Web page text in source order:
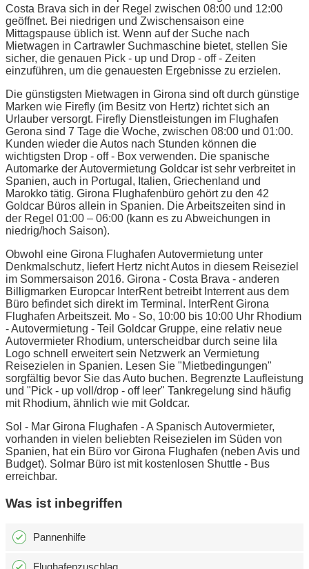
Costa Brava sich in der Regel zwischen 08:00 und 12:00
geöffnet. Bei niedrigen und Zwischensaison eine
Mittagspause üblich ist. Wenn auf der Suche nach
Mietwagen in Cartrawler Suchmaschine bietet, stellen Sie
sicher, die genauen Pick - up und Drop - off - Zeiten
einzuführen, um die genauesten Ergebnisse zu erzielen.
Die günstigsten Mietwagen in Girona sind oft durch günstige
Marken wie Firefly (im Besitz von Hertz) richtet sich an
Urlauber versorgt. Firefly Dienstleistungen im Flughafen
Gerona sind 7 Tage die Woche, zwischen 08:00 und 01:00.
Kunden wieder die Autos nach Stunden können die
wichtigsten Drop - off - Box verwenden. Die spanische
Automarke der Autovermietung Goldcar ist sehr verbreitet in
Spanien, auch in Portugal, Italien, Griechenland und
Marokko tätig. Girona Flughafenbüro gehört zu den 42
Goldcar Büros allein in Spanien. Die Arbeitszeiten sind in
der Regel 01:00 – 06:00 (kann es zu Abweichungen in
niedrig/hoch Saison).
Obwohl eine Girona Flughafen Autovermietung unter
Denkmalschutz, liefert Hertz nicht Autos in diesem Reiseziel
im Sommersaison 2016. Girona - Costa Brava - anderen
Billigmarken Europcar InterRent betreibt Interrent aus dem
Büro befindet sich direkt im Terminal. InterRent Girona
Flughafen Arbeitszeit. Mo - So, 10:00 bis 10:00 Uhr Rhodium
- Autovermietung - Teil Goldcar Gruppe, eine relativ neue
Autovermieter Rhodium, unterscheidbar durch seine lila
Logo schnell erweitert sein Netzwerk an Vermietung
Reisezielen in Spanien. Lesen Sie "Mietbedingungen"
sorgfältig bevor Sie das Auto buchen. Begrenzte Laufleistung
und "Pick - up voll/drop - off leer" Tankregelung sind häufig
mit Rhodium, ähnlich wie mit Goldcar.
Sol - Mar Girona Flughafen - A Spanisch Autovermieter,
vorhanden in vielen beliebten Reisezielen im Süden von
Spanien, hat ein Büro vor Girona Flughafen (neben Avis und
Budget). Solmar Büro ist mit kostenlosen Shuttle - Bus
erreichbar.
Was ist inbegriffen
Pannenhilfe